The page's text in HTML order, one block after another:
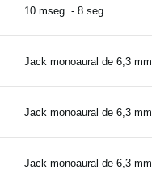
10 mseg. - 8 seg.
Jack monoaural de 6,3 mm
Jack monoaural de 6,3 mm
Jack monoaural de 6,3 mm